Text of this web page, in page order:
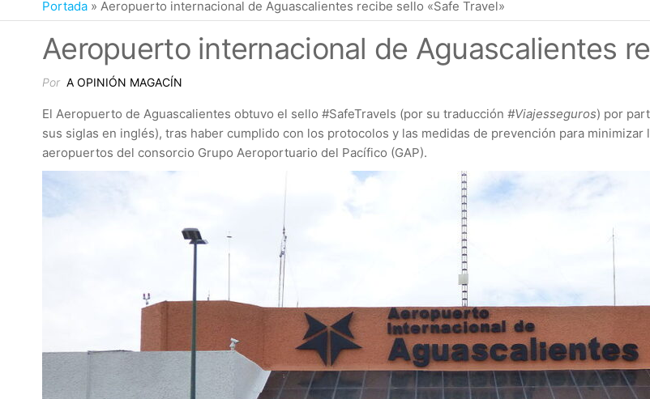
Portada » Aeropuerto internacional de Aguascalientes recibe sello «Safe Travel»
Aeropuerto internacional de Aguascalientes
Por A OPINIÓN MAGACÍN
El Aeropuerto de Aguascalientes obtuvo el sello #SafeTravels (por su traducción #Viajesseguros) por
sus siglas en inglés), tras haber cumplido con los protocolos y las medidas de prevención para
aeropuertos del consorcio Grupo Aeroportuario del Pacífico (GAP).